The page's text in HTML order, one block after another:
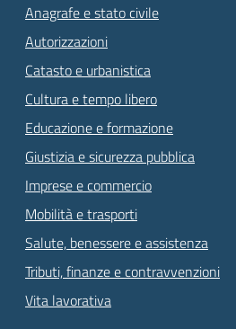
Anagrafe e stato civile
Autorizzazioni
Catasto e urbanistica
Cultura e tempo libero
Educazione e formazione
Giustizia e sicurezza pubblica
Imprese e commercio
Mobilità e trasporti
Salute, benessere e assistenza
Tributi, finanze e contravvenzioni
Vita lavorativa